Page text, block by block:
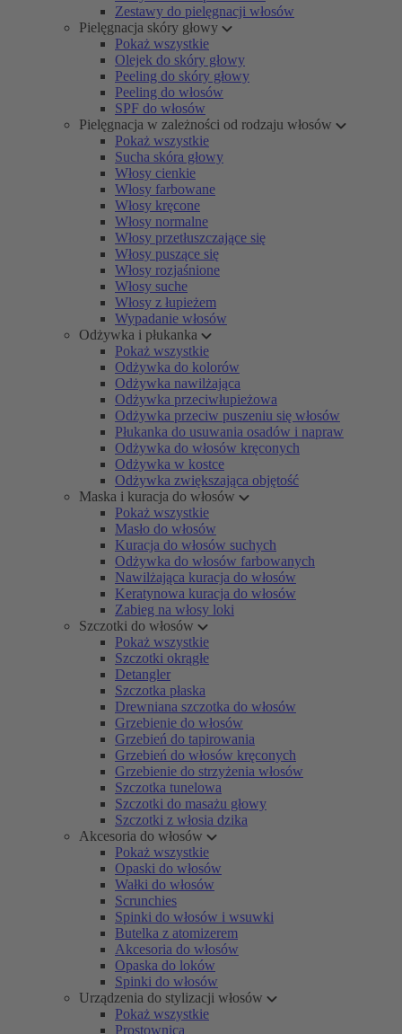
Zestawy do pielęgnacji włosów
Pielęgnacja skóry głowy
Pokaż wszystkie
Olejek do skóry głowy
Peeling do skóry głowy
Peeling do włosów
SPF do włosów
Pielęgnacja w zależności od rodzaju włosów
Pokaż wszystkie
Sucha skóra głowy
Włosy cienkie
Włosy farbowane
Włosy kręcone
Włosy normalne
Włosy przetłuszczające się
Włosy puszące się
Włosy rozjaśnione
Włosy suche
Włosy z łupieżem
Wypadanie włosów
Odżywka i płukanka
Pokaż wszystkie
Odżywka do kolorów
Odżywka nawilżająca
Odżywka przeciwłupieżowa
Odżywka przeciw puszeniu się włosów
Płukanka do usuwania osadów i napraw
Odżywka do włosów kręconych
Odżywka w kostce
Odżywka zwiększająca objętość
Maska i kuracja do włosów
Pokaż wszystkie
Masło do włosów
Kuracja do włosów suchych
Odżywka do włosów farbowanych
Nawilżająca kuracja do włosów
Keratynowa kuracja do włosów
Zabieg na włosy loki
Szczotki do włosów
Pokaż wszystkie
Szczotki okrągłe
Detangler
Szczotka płaska
Drewniana szczotka do włosów
Grzebienie do włosów
Grzebień do tapirowania
Grzebień do włosów kręconych
Grzebienie do strzyżenia włosów
Szczotka tunelowa
Szczotki do masażu głowy
Szczotki z włosia dzika
Akcesoria do włosów
Pokaż wszystkie
Opaski do włosów
Wałki do włosów
Scrunchies
Spinki do włosów i wsuwki
Butelka z atomizerem
Akcesoria do włosów
Opaska do loków
Spinki do włosów
Urządzenia do stylizacji włosów
Pokaż wszystkie
Prostownica